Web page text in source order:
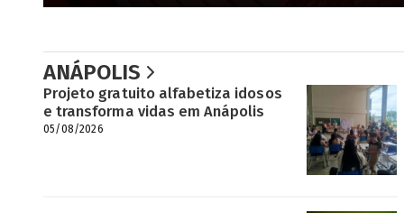
ANÁPOLIS
Projeto gratuito alfabetiza idosos
e transforma vidas em Anápolis
05/08/2026